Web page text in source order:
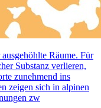
Räume. Für
Substanz verlieren,
zunehmend ins
zeigen sich in alpinen
zw